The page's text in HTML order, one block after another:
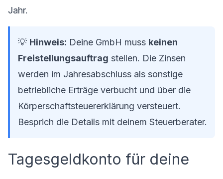
Jahr.
💡 Hinweis: Deine GmbH muss keinen
Freistellungsauftrag stellen. Die Zinsen
werden im Jahresabschluss als sonstige
betriebliche Erträge verbucht und über die
Körperschaftsteuererklärung versteuert.
Besprich die Details mit deinem Steuerberater.
Tagesgeldkonto für deine